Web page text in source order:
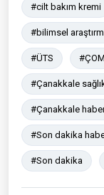
#cilt bakım kremi
#bilimsel
#ÜTS
#Çanakkale
#Çanakkale
#Son dakika
#Son dakika